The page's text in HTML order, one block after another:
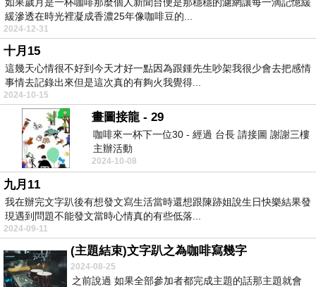
緩滲透在時光裡凝成香濃25年像咖啡豆的...
2024-12-31
十月15
這幾天心情很不好到今天才好一點因為跟鍾先生吵架我很少會去把感情
事情去記錄出來但是這次真的有夠火我覺得...
2024-10-15
畫圖接龍 - 29
咖啡來一杯下一位30 - 經過 台長 請接圖 謝謝三樓
主辦活動
2024-10-08
九月11
我在辦完文字趴後有想發文寫生活當時還想跟陳跡姐說生日快樂結果發
現遇到問題不能發文當時心情真的有些低落...
2024-09-11
(主題結束)文字趴之為咖啡寫幾字
2024-08-25
之前說過 如果全部參加者都完成主題的話那主題就會